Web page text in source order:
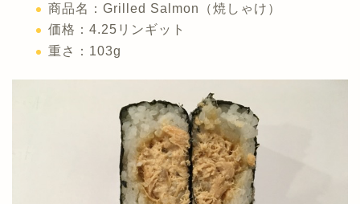
商品名：Grilled Salmon（焼しゃけ）
価格：4.25リンギット
重さ：103g